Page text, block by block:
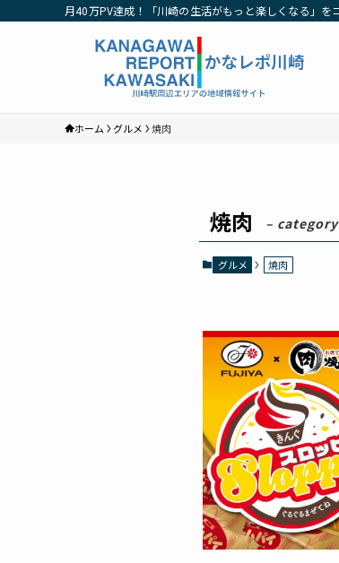
月40万PV達成！「川崎の生活がもっと楽しくなる」を
ホーム グルメ 焼肉
焼肉 –
グルメ 焼肉